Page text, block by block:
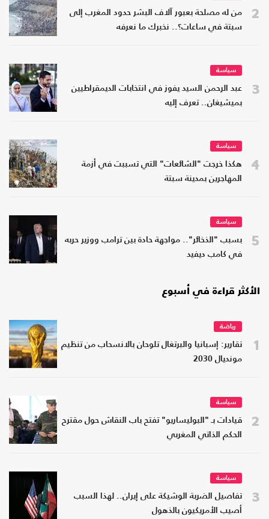
2
من له مصلحة بعبور آلاف البشر حدود المغرب إلى
سبتة في ساعات؟.. نخبرك ما نعرفه
3
سياسة
عبد الرحمن السيد يفوز في انتخابات الديمقراطيين
بميشيغان.. تعرف إليه
4
سياسة
هكذا خرجت "الشائعات" التي تسببت في أزمة
المهاجرين بمدينة سبتة
5
سياسة
بسبب "الذخائر".. مواجهة حادة بين ترامب ووزير حربه
في كامب ديفيد
الأكثر قراءة في أسبوع
1
رياضة
تقارير: إسبانيا والبرتغال تلوحان بالانسحاب من تنظيم
مونديال 2030
2
سياسة
قيادات بـ "البوليساريو" تفتح باب النقاش حول مقترح
الحكم الذاتي المغربي
3
سياسة
تفاصيل الضربة الوشيكة على إيران.. لهذا السبب
أصيب الأمريكيون بالذهول